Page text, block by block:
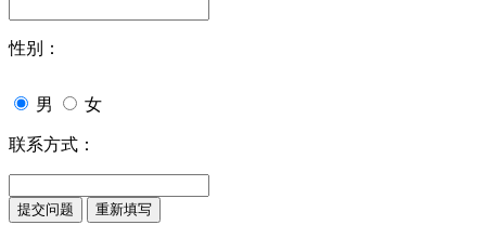
性别：
男 女
联系方式：